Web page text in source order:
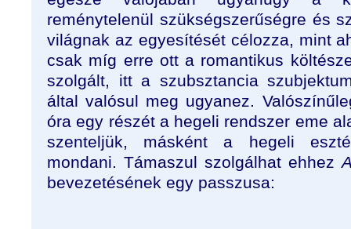
reménytelenül szükségszerűségre és
világnak az egyesítését célozza, mint
csak míg erre ott a romantikus
szolgált, itt a szubsztancia
által valósul meg ugyanez.
óra egy részét a hegeli rendszer eme
szenteljük, másként a hegeli
mondani. Támaszul szolgálhat ehhez
bevezetésének egy passzusa: